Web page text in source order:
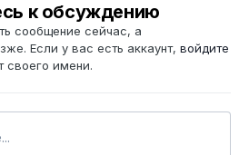
к обсуждению
сообщение сейчас, а
Если у вас есть аккаунт, войдите
своего имени.